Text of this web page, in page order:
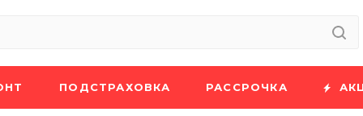
ПОДСТРАХОВКА РАССРОЧКА